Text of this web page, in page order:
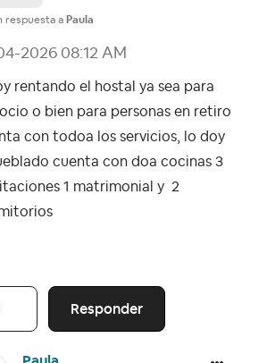
respuesta a Paula
2026 08:12 AM
rentando el hostal ya sea para
o bien para personas en retiro
con todoa los servicios, lo doy
cuenta con doa cocinas 3
1 matrimonial y 2
Responder